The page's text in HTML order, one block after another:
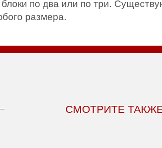
по два или по три.
размера.
СМОТРИТЕ